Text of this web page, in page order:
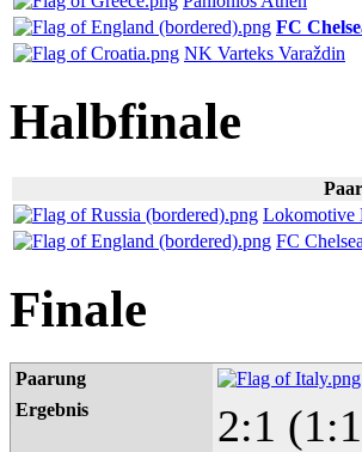
FC
NK Varteks Varaždin
Halbfinale
Lokomotive
FC Chelsea
Finale
Paarung
Ergebnis
2:1